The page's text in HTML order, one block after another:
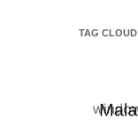
TAG CLOUD